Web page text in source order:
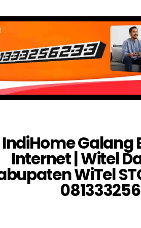
IndiHome Galang
Internet | Witel
WiTel